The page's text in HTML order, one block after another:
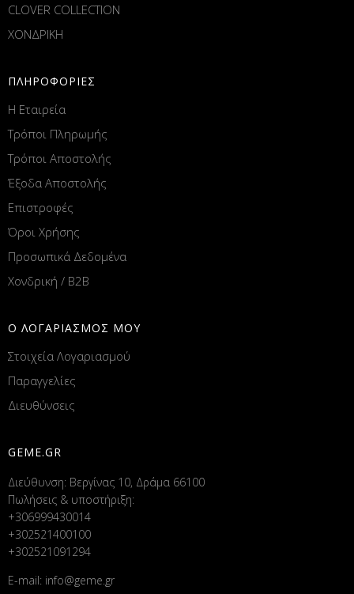
CLOVER COLLECTION
ΧΟΝΔΡΙΚΗ
ΠΛΗΡΟΦΟΡΙΕΣ
Η Εταιρεία
Τρόποι Πληρωμής
Τρόποι Αποστολής
Έξοδα Αποστολής
Επιστροφές
Όροι Χρήσης
Προσωπικά Δεδομένα
Χονδρική / B2B
Ο ΛΟΓΑΡΙΑΣΜΟΣ ΜΟΥ
Στοιχεία Λογαριασμού
Παραγγελίες
Διευθύνσεις
GEME.GR
Διεύθυνση: Βεργίνας 10, Δράμα 66100
Πωλήσεις & υποστήριξη:
+306999430014
+302521400100
+302521091294
E-mail: info@geme.gr